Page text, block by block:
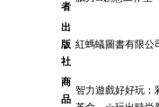
者
出
版
社
紅螞蟻圖書有限公
商
品
智力遊戲好好玩